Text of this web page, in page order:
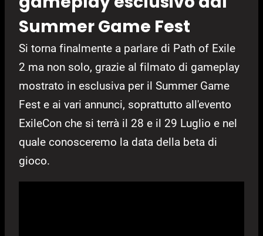
Summer Game Fest
Si torna finalmente a parlare di Path of Exile
2 ma non solo, grazie al filmato di gameplay
mostrato in esclusiva per il Summer Game
Fest e ai vari annunci, soprattutto all'evento
ExileCon che si terrà il 28 e il 29 Luglio e nel
quale conosceremo la data della beta di
gioco.